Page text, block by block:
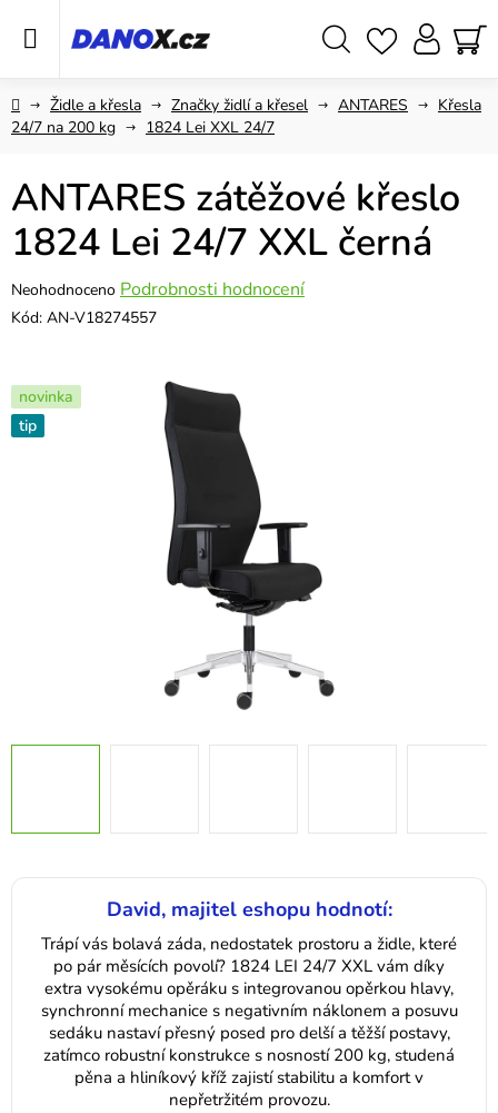
DomůŽidle a křesla Značky židlí a křesel ANTARES
Křesla
24/7 na 200 kg
1824 Lei XXL 24/7
ANTARES zátěžové křeslo
1824 Lei 24/7 XXL černá
Průměrné
hodnocení
0,0
z
5
Neohodnoceno Podrobnosti hodnocení
Kód: AN-V18274557
novinka
tip
David, majitel eshopu hodnotí:
Trápí vás bolavá záda, nedostatek prostoru a židle, které
po pár měsících povolí? 1824 LEI 24/7 XXL vám díky
extra vysokému opěráku s integrovanou opěrkou hlavy,
synchronní mechanice s negativním náklonem a posuvu
sedáku nastaví přesný posed pro delší a těžší postavy,
zatímco robustní konstrukce s nosností 200 kg, studená
pěna a hliníkový kříž zajistí stabilitu a komfort v
nepřetržitém provozu.